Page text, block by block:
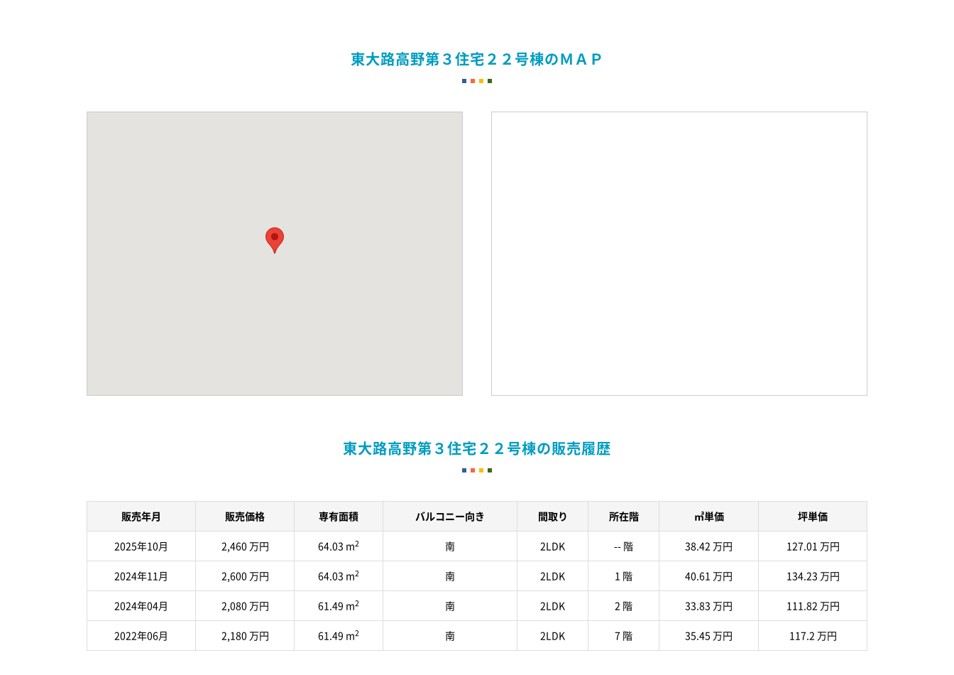
東大路高野第３住宅２２号棟のＭＡＰ
東大路高野第３住宅２２号棟の販売履歴
販売年月 販売価格 専有面積 バルコニー向き 間取り 所在階 ㎡単価
坪単価
2025年10月
2,460 万円 64.03 m2 南 2LDK -- 階 38.42 万円
127.01 万円
2024年11月
2,600 万円 64.03 m2 南 2LDK 1 階 40.61 万円
134.23 万円
2024年04月
2,080 万円 61.49 m2 南 2LDK 2 階 33.83 万円
111.82 万円
2022年06月
2,180 万円 61.49 m2 南 2LDK 7 階 35.45 万円 117.2 万円